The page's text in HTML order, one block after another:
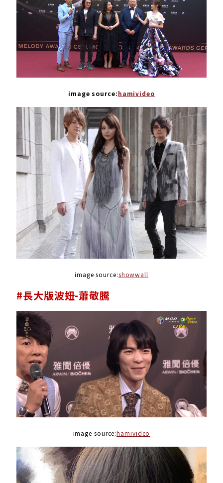
image source:hamivideo
image source:showwall
#長大版波妞-蕭敬騰
image source:hamivideo